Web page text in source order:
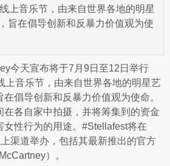
上音乐节，由来自世界各地的明星
旨在倡导创新和反暴力价值观为使
今天宣布将于7月9日至12日举行
上音乐节，由来自世界各地的明星艺
倡导创新和反暴力价值观为使命。
在各自家中拍摄，并将筹集到的资金
女性行为的用途。#Stellafest将在
渠道举办，包括其最新推出的官方
）。